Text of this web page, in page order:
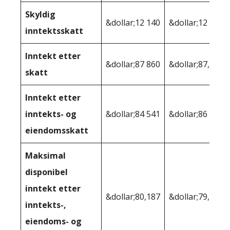
Skyldig
inntektsskatt
&dollar;12 140 &dollar;12 178
Inntekt etter
skatt
&dollar;87 860 &dollar;87,822
Inntekt etter
inntekts- og
eiendomsskatt
&dollar;84 541 &dollar;86 300
Maksimal
disponibel
inntekt etter
inntekts-,
eiendoms- og
&dollar;80,187 &dollar;79,197